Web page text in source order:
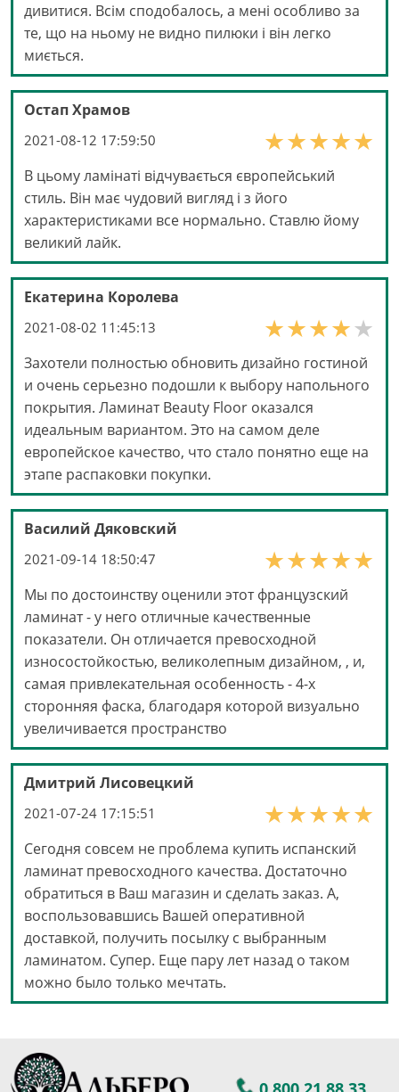
дивитися. Всім сподобалось, а мені особливо за
те, що на ньому не видно пилюки і він легко
миється.
Остап Храмов
2021-08-12 17:59:50
В цьому ламінаті відчувається європейський
стиль. Він має чудовий вигляд і з його
характеристиками все нормально. Ставлю йому
великий лайк.
Екатерина Королева
2021-08-02 11:45:13
Захотели полностью обновить дизайно гостиной
и очень серьезно подошли к выбору напольного
покрытия. Ламинат Beauty Floor оказался
идеальным вариантом. Это на самом деле
европейское качество, что стало понятно еще на
этапе распаковки покупки.
Василий Дяковский
2021-09-14 18:50:47
Мы по достоинству оценили этот французский
ламинат - у него отличные качественные
показатели. Он отличается превосходной
износостойкостью, великолепным дизайном, , и,
самая привлекательная особенность - 4-х
сторонняя фаска, благодаря которой визуально
увеличивается пространство
Дмитрий Лисовецкий
2021-07-24 17:15:51
Сегодня совсем не проблема купить испанский
ламинат превосходного качества. Достаточно
обратиться в Ваш магазин и сделать заказ. А,
воспользовавшись Вашей оперативной
доставкой, получить посылку с выбранным
ламинатом. Супер. Еще пару лет назад о таком
можно было только мечтать.